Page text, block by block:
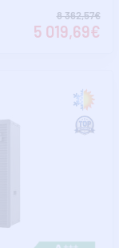
8 362,57€
5 019,69€